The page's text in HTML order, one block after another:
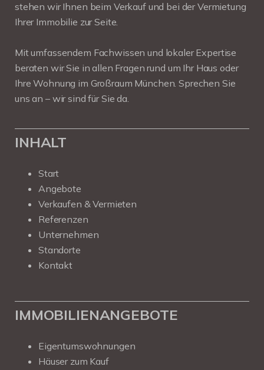
stehen wir Ihnen beim Verkauf und bei der Vermietung
Ihrer Immobilie zur Seite.
Mit umfassendem Fachwissen und lokaler Expertise
beraten wir Sie in allen Fragen rund um Ihr Haus oder
Ihre Wohnung im Großraum München. Sprechen Sie
uns an – wir sind für Sie da.
INHALT
Start
Angebote
Verkaufen & Vermieten
Referenzen
Unternehmen
Standorte
Kontakt
IMMOBILIENANGEBOTE
Eigentumswohnungen
Häuser zum Kauf